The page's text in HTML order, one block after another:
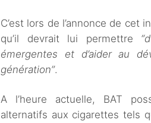
C’est lors de l’annonce de cet
qu’il devrait lui permettre
émergentes et d’aider au
génération”.
A l’heure actuelle, BAT
alternatifs aux cigarettes tels